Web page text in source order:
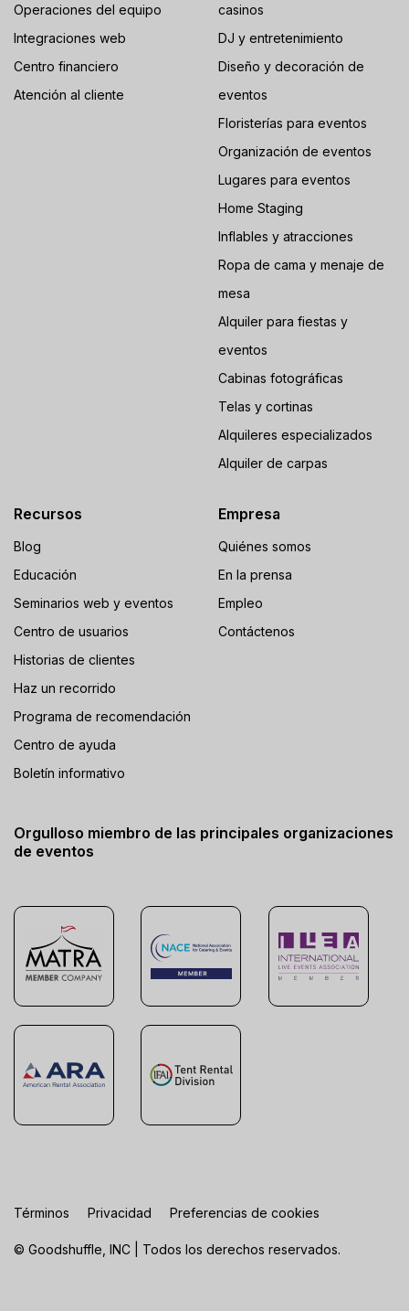
Operaciones del equipo
Integraciones web
Centro financiero
Atención al cliente
casinos
DJ y entretenimiento
Diseño y decoración de
eventos
Floristerías para eventos
Organización de eventos
Lugares para eventos
Home Staging
Inflables y atracciones
Ropa de cama y menaje de
mesa
Alquiler para fiestas y
eventos
Cabinas fotográficas
Telas y cortinas
Alquileres especializados
Alquiler de carpas
Recursos
Blog
Educación
Seminarios web y eventos
Centro de usuarios
Historias de clientes
Haz un recorrido
Programa de recomendación
Centro de ayuda
Boletín informativo
Empresa
Quiénes somos
En la prensa
Empleo
Contáctenos
Orgulloso miembro de las principales organizaciones
de eventos
© Goodshuffle, INC | Todos los derechos reservados.
Términos Privacidad Preferencias de cookies